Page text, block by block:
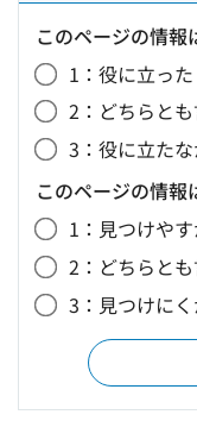
このページの情報
1：役に立った
2：どちらと
3：役に立た
このページの情報
1：見つけや
2：どちらと
3：見つけに